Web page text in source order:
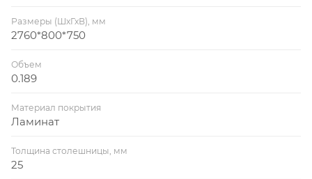
Размеры (ШхГхВ), мм
2760*800*750
Объем
0.189
Материал покрытия
Ламинат
Толщина столешницы, мм
25